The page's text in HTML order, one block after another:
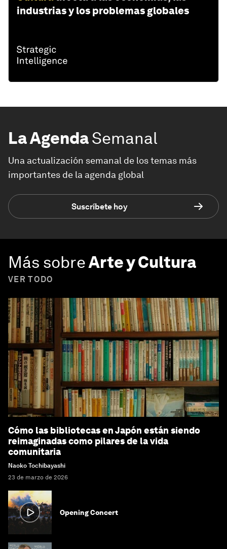
industrias y los problemas globales
La AgendaSemanal
Una actualización semanal de los temas más
importantes de la agenda global
Suscríbete hoy
Más sobreArte y Cultura
VER TODO
Cómo las bibliotecas en Japón están siendo
reimaginadas como pilares de la vida
comunitaria
Naoko Tochibayashi
23 de marzo de 2026
Opening Concert